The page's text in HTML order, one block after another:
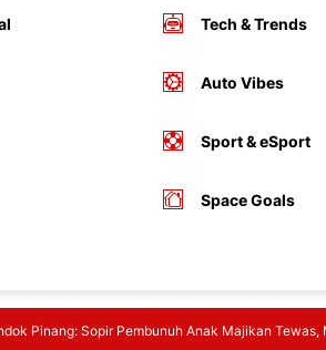
Tech & Trends
Auto Vibes
Sport & eSport
Space Goals
Pinang: Sopir Pembunuh Anak Majikan